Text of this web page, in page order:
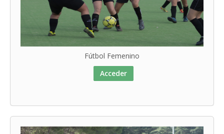
Fútbol Femenino
Acceder